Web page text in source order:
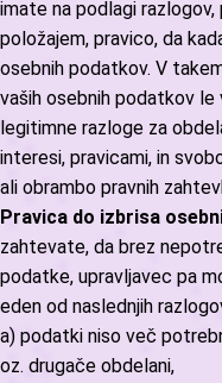
imate na podlagi
položajem, pravico, da
osebnih podatkov. V
vaših osebnih podatkov le
legitimne razloge za
interesi, pravicami, in
ali obrambo pravnih
Pravica do izbrisa
zahtevate, da brez
podatke, upravljavec pa
eden od naslednjih
a) podatki niso več
oz. drugače obdelani,